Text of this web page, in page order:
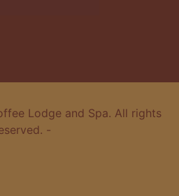
Lodge and Spa. All rights
-